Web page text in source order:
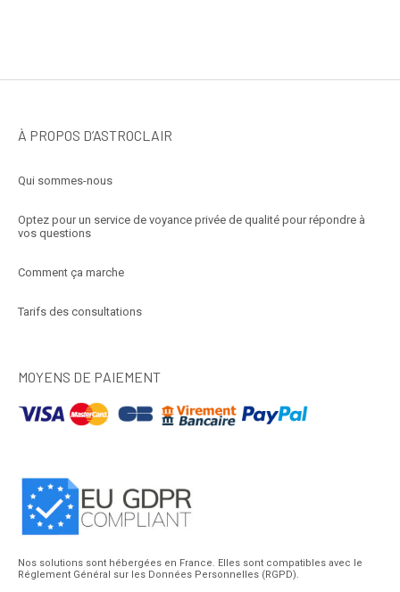
À PROPOS D’ASTROCLAIR
Qui sommes-nous
Optez pour un service de voyance privée de qualité pour répondre à
vos questions
Comment ça marche
Tarifs des consultations
MOYENS DE PAIEMENT
Nos solutions sont hébergées en France. Elles sont compatibles avec le
Réglement Général sur les Données Personnelles (RGPD).